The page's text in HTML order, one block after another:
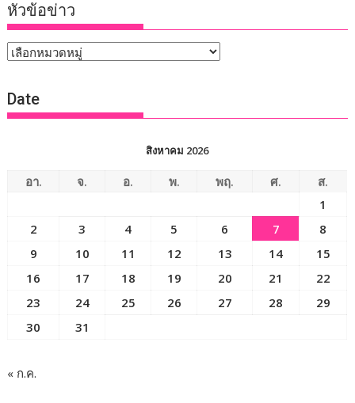
หัวข้อข่าว
หัวข้อ
Date
สิงหาคม 2026
อา. จ. อ. พ. พฤ. ศ.
ส.
1
2
3 4 5 6 7
8
9
10 11 12 13 14
15
16
17 18 19 20 21
22
23
24 25 26 27 28
29
30
31
« ก.ค.